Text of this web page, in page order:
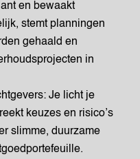
en bewaakt
stemt planningen
gehaald en
in
Je licht je
keuzes en risico’s
slimme, duurzame